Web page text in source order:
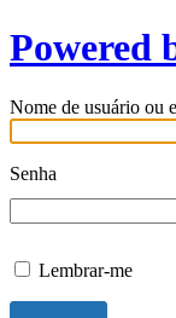
Powered
Nome de usuário ou
Senha
Lembrar-me